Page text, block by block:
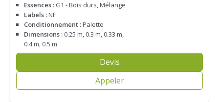
Essences : G1 - Bois durs, Mélange
Labels :NF
Conditionnement :Palette
Dimensions : 0.25 m, 0.3 m, 0.33 m,
0.4 m, 0.5 m
Devis
Appeler